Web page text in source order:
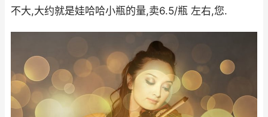
不大,大约就是娃哈哈小瓶的量,卖6.5/瓶 左右,您.